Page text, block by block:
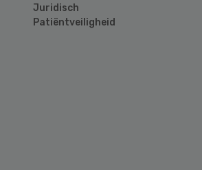
Juridisch
Patiëntveiligheid